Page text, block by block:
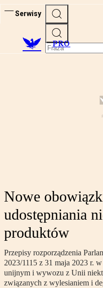
Serwisy
PRO
Nowe
udostępniania
produktów
Przepisy rozporządzenia
2023/1115 z 31 maja 2023 r.
unijnym i wywozu z Unii
związanych z wylesianiem i